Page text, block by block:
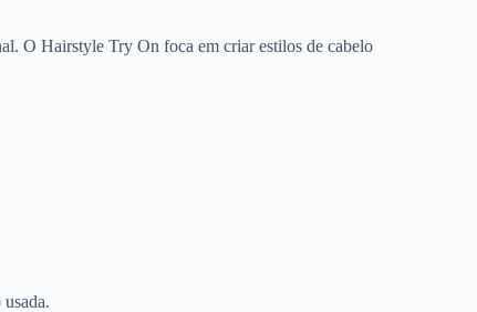
O Hairstyle Try On foca em criar estilos de cabelo